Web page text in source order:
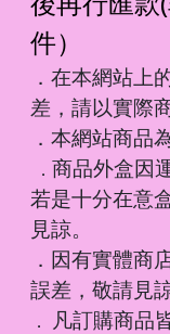
件）
．在本網站上
差，請以實際
．本網站商品
． 商品外盒因
若是十分在意
見諒。
．因有實體商
誤差，敬請見諒
． 凡訂購商品